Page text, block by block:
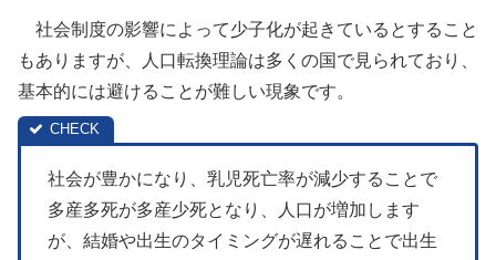
社会制度の影響によって少子化が起きているとすること
もありますが、人口転換理論は多くの国で見られており、
基本的には避けることが難しい現象です。
社会が豊かになり、乳児死亡率が減少することで
多産多死が多産少死となり、人口が増加します
が、結婚や出生のタイミングが遅れることで出生